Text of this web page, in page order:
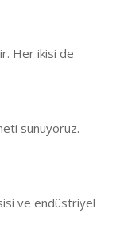
Her ikisi de
sunuyoruz.
ve endüstriyel